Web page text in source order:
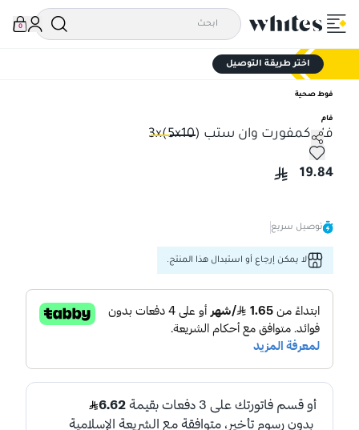
0
اختر طريقة التوصيل
فوط صحية
فام
فام كمفورت وان ستب 3x(5x10)
فام كمفورت وان ستب 3x(5x10)
19.84
توصيل سريع
لا يمكن إرجاع أو استبدال هذا المنتج.